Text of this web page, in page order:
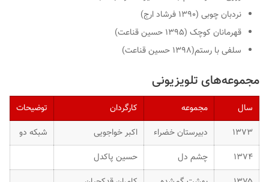
نردبان چوبی (۱۳۹۰ فرشاد ارج)
قهرمانان کوچک (۱۳۹۵ حسین قناعت)
سلفی با رستم(۱۳۹۸ حسین قناعت)
مجموعه‌های تلویزیونی
سال مجموعه کارگردان
توضیحات
۱۳۷۳
دبیرستان خضراء اکبر خواجویی
شبکه دو
۱۳۷۴
چشم دل
حسین پاکدل